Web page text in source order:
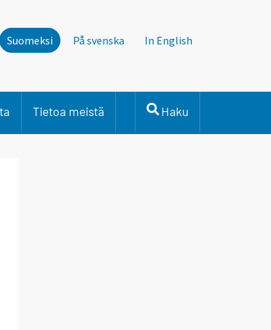
Suomeksi På svenska In English
Tietoa meistä Haku